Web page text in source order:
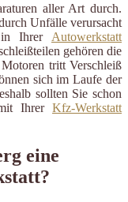
aller Art durch.
Unfälle verursacht
in Ihrer Autowerkstatt
gehören die
tritt Verschleiß
sich im Laufe der
sollten Sie schon
Ihrer Kfz-Werkstatt
eine